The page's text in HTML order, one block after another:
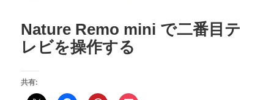
Nature Remo mini で二番目テ
レビを操作する
共有: